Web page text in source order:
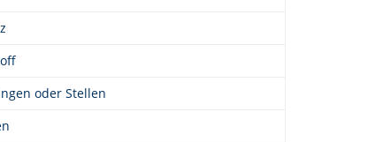
oder Stellen